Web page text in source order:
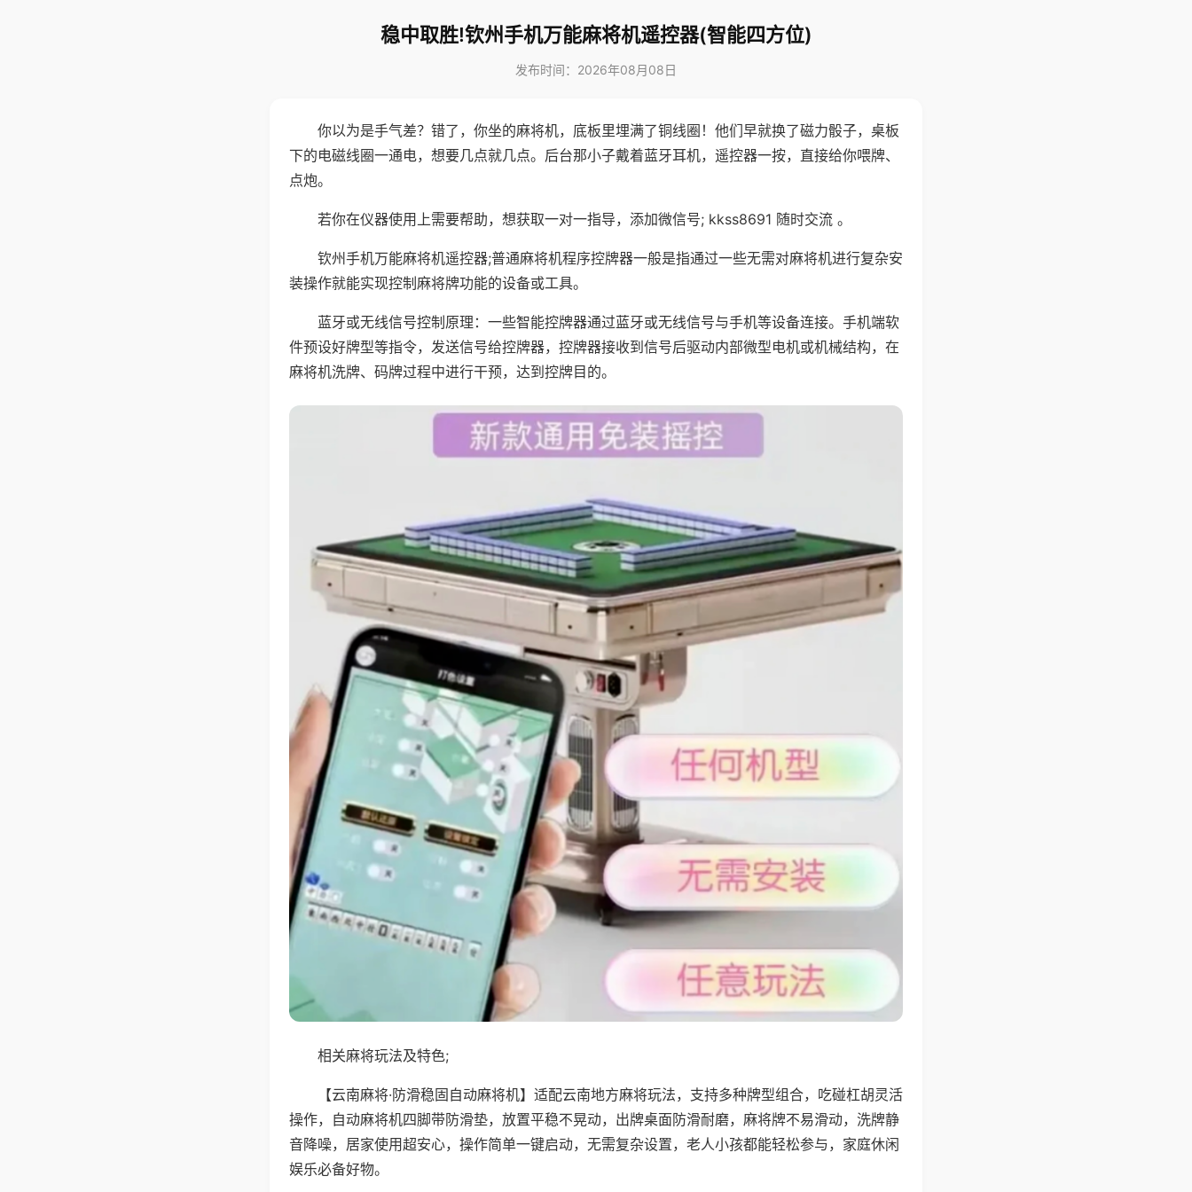
稳中取胜!钦州手机万能麻将机遥控器(智能四方位)
发布时间：2026年08月08日
你以为是手气差？错了，你坐的麻将机，底板里埋满了铜线圈！他们早就换了磁力骰子，桌板
下的电磁线圈一通电，想要几点就几点。后台那小子戴着蓝牙耳机，遥控器一按，直接给你喂牌、
点炮。
若你在仪器使用上需要帮助，想获取一对一指导，添加微信号; kkss8691 随时交流 。
钦州手机万能麻将机遥控器;普通麻将机程序控牌器一般是指通过一些无需对麻将机进行复杂安
装操作就能实现控制麻将牌功能的设备或工具。
蓝牙或无线信号控制原理：一些智能控牌器通过蓝牙或无线信号与手机等设备连接。手机端软
件预设好牌型等指令，发送信号给控牌器，控牌器接收到信号后驱动内部微型电机或机械结构，在
麻将机洗牌、码牌过程中进行干预，达到控牌目的。
相关麻将玩法及特色;
【云南麻将·防滑稳固自动麻将机】适配云南地方麻将玩法，支持多种牌型组合，吃碰杠胡灵活
操作，自动麻将机四脚带防滑垫，放置平稳不晃动，出牌桌面防滑耐磨，麻将牌不易滑动，洗牌静
音降噪，居家使用超安心，操作简单一键启动，无需复杂设置，老人小孩都能轻松参与，家庭休闲
娱乐必备好物。